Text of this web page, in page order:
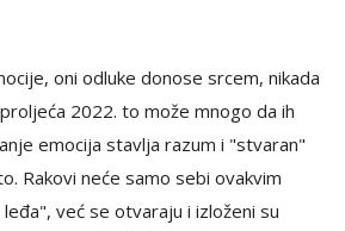
oni odluke donose srcem, nikada
2022. to može mnogo da ih
emocija stavlja razum i "stvaran"
Rakovi neće samo sebi ovakvim
već se otvaraju i izloženi su